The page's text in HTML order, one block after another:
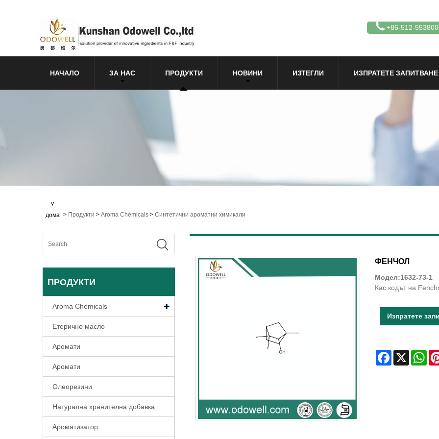
+86-512-
НАЧАЛО ЗА НАС ПРОДУКТИ НОВИНИ ИЗТЕГЛИ ИЗПРАТЕТЕ ЗАПИТВАНЕ
У
дома > Продукти > Aroma Chemicals > Синтетични ароматни химикали
ПРОДУКТИ
Aroma Chemicals
Етерично масло
Аромати
Аромати
Олеорезини
Натурална хранителна добавка
Ароматизатор
ФЕНЧОЛ
Модел:1632-73-1
Кас кодът на
Изпратете
Facebook
X